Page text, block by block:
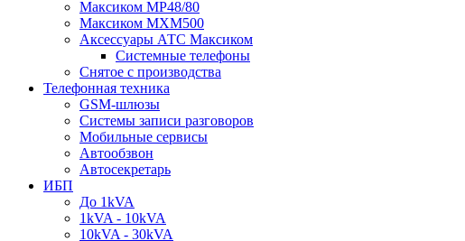
Максиком MP48/80
Максиком MXM500
Аксессуары АТС Максиком
Системные телефоны
Снятое с производства
Телефонная техника
GSM-шлюзы
Системы записи разговоров
Мобильные сервисы
Автообзвон
Автосекретарь
ИБП
До 1kVA
1kVA - 10kVA
10kVA - 30kVA